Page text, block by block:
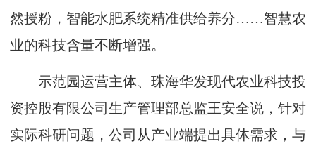
然授粉，智能水肥系统精准供给养分……智慧农
业的科技含量不断增强。
示范园运营主体、珠海华发现代农业科技投
资控股有限公司生产管理部总监王安全说，针对
实际科研问题，公司从产业端提出具体需求，与